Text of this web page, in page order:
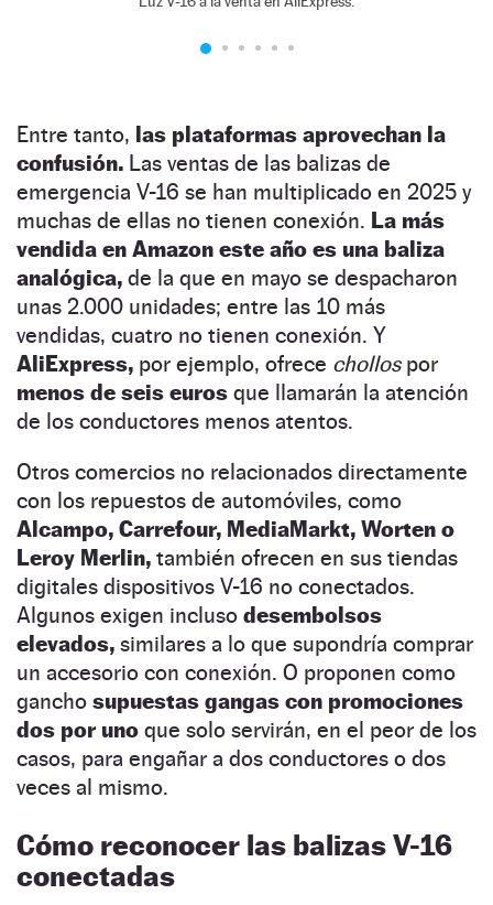
Entre tanto, las plataformas aprovechan la
confusión. Las ventas de las balizas de
emergencia V-16 se han multiplicado en 2025 y
muchas de ellas no tienen conexión. La más
vendida en Amazon este año es una baliza
analógica, de la que en mayo se despacharon
unas 2.000 unidades; entre las 10 más
vendidas, cuatro no tienen conexión. Y
AliExpress, por ejemplo, ofrece chollospor
menos de seis euros que llamarán la atención
de los conductores menos atentos.
Otros comercios no relacionados directamente
con los repuestos de automóviles, como
Alcampo, Carrefour, MediaMarkt, Worten o
Leroy Merlin, también ofrecen en sus tiendas
digitales dispositivos V-16 no conectados.
Algunos exigen incluso desembolsos
elevados, similares a lo que supondría comprar
un accesorio con conexión. O proponen como
gancho supuestas gangas con promociones
dos por uno que solo servirán, en el peor de los
casos, para engañar a dos conductores o dos
veces al mismo.
Cómo reconocer las balizas V-16
conectadas